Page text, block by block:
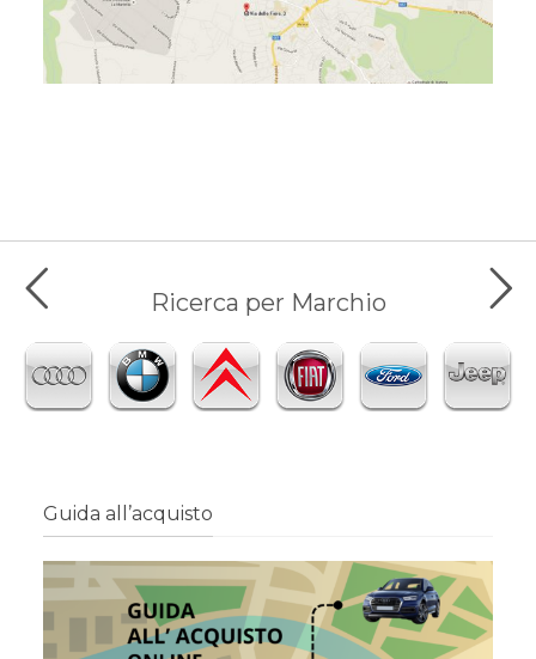
Ricerca per Marchio
Guida all’acquisto